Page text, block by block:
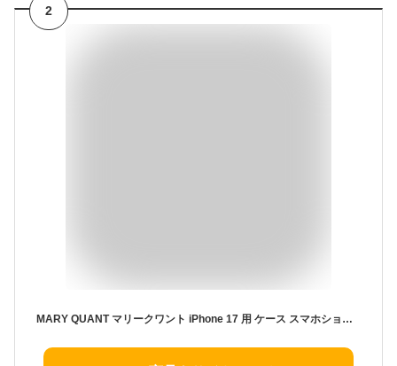
2
MARY QUANT マリークワント iPhone 17 用 ケース スマホショルダー POCKET SLING CASE レディース ベージュ